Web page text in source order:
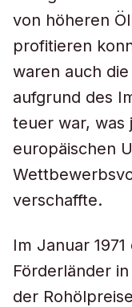
von höheren
profitieren
waren auch
aufgrund des
teuer war, was
europäischen
verschaffte.
Im Januar
Förderländer
der